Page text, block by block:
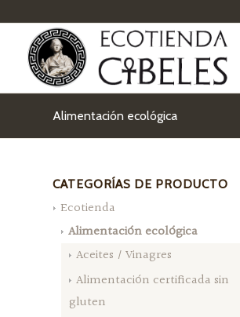
Alimentación ecológica
CATEGORÍAS DE PRODUCTO
Ecotienda
Alimentación ecológica
Aceites / Vinagres
Alimentación certificada sin
gluten